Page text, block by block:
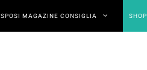
SPOSI MAGAZINE CONSIGLIA SHOP